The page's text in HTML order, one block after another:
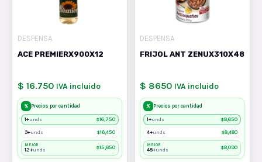
DESPENSA
ACE PREMIERX900X12
$ 16.750 IVA incluido
% Precios por cantidad
1+unds $16,750
3+unds $16,450
MEJOR
12+unds $15,850
DESPENSA
FRIJOL ANT ZENUX310X48
$ 8650 IVA incluido
% Precios por cantidad
1+unds $8,650
4+unds $8,480
MEJOR
48+unds $8,090